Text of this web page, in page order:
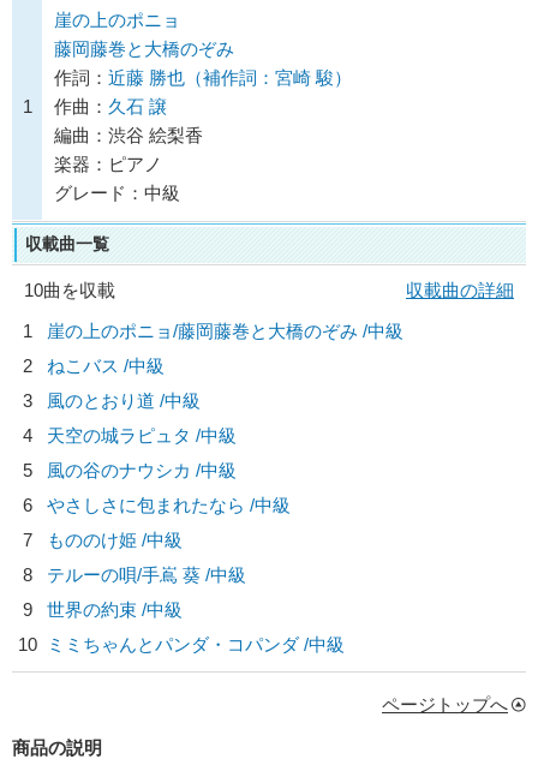
1
崖の上のポニョ
藤岡藤巻と大橋のぞみ
作詞： 近藤 勝也（補作詞：宮崎 駿）
作曲： 久石 譲
編曲：渋谷 絵梨香
楽器：ピアノ
グレード：中級
収載曲一覧
10曲を収載
収載曲の詳細
1
崖の上のポニョ/藤岡藤巻と大橋のぞみ /中級
2
ねこバス /中級
3
風のとおり道 /中級
4
天空の城ラピュタ /中級
5
風の谷のナウシカ /中級
6
やさしさに包まれたなら /中級
7
もののけ姫 /中級
8
テルーの唄/手嶌 葵 /中級
9
世界の約束 /中級
10
ミミちゃんとパンダ・コパンダ /中級
ページトップへ
商品の説明